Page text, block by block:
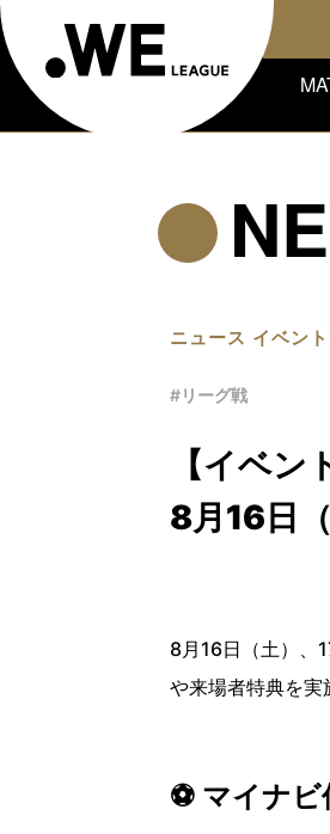
ニュース イベント
#リーグ戦
【イベ
8月16日
8月16日（土）、
や来場者特典を実
⚽ マイナ